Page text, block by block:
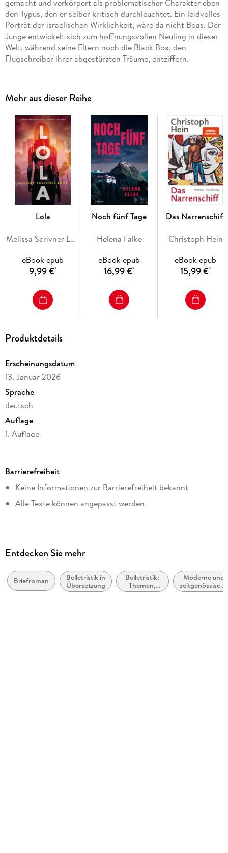
gemacht und verkörpert als problematischer Charakter eben
den Typus, den er selber kritisch durchleuchtet. Ein leidvolles
Porträt der israelischen Wirklichkeit, wäre da nicht Boas. Der
Junge entwickelt sich zum hoffnungsvollen Neuling in dieser
Welt, während seine Eltern noch die Black Box, den
Flugschreiber ihrer abgestürzten Träume, entziffern.
Mehr aus dieser Reihe
Lola
Melissa Scrivner Love
eBook epub
9,99 €*
Noch fünf Tage
Helena Falke
eBook epub
16,99 €*
Das Narrenschiff
Christoph Hein
eBook epub
15,99 €*
Produktdetails
Erscheinungsdatum
13. Januar 2026
Sprache
deutsch
Auflage
1. Auflage
Dateigröße
0,72 MB
Reihe
Amos Oz
Ruth Achlama
Verlag/Hersteller
Barrierefreiheit
Keine Informationen zur Barrierefreiheit bekannt
Alle Texte können angepasst werden
Entdecken Sie mehr
Briefroman
Belletristik in
Übersetzung
Belletristik:
Themen,
Stoffe,
Moderne und
zeitgenössische
Belletristik: